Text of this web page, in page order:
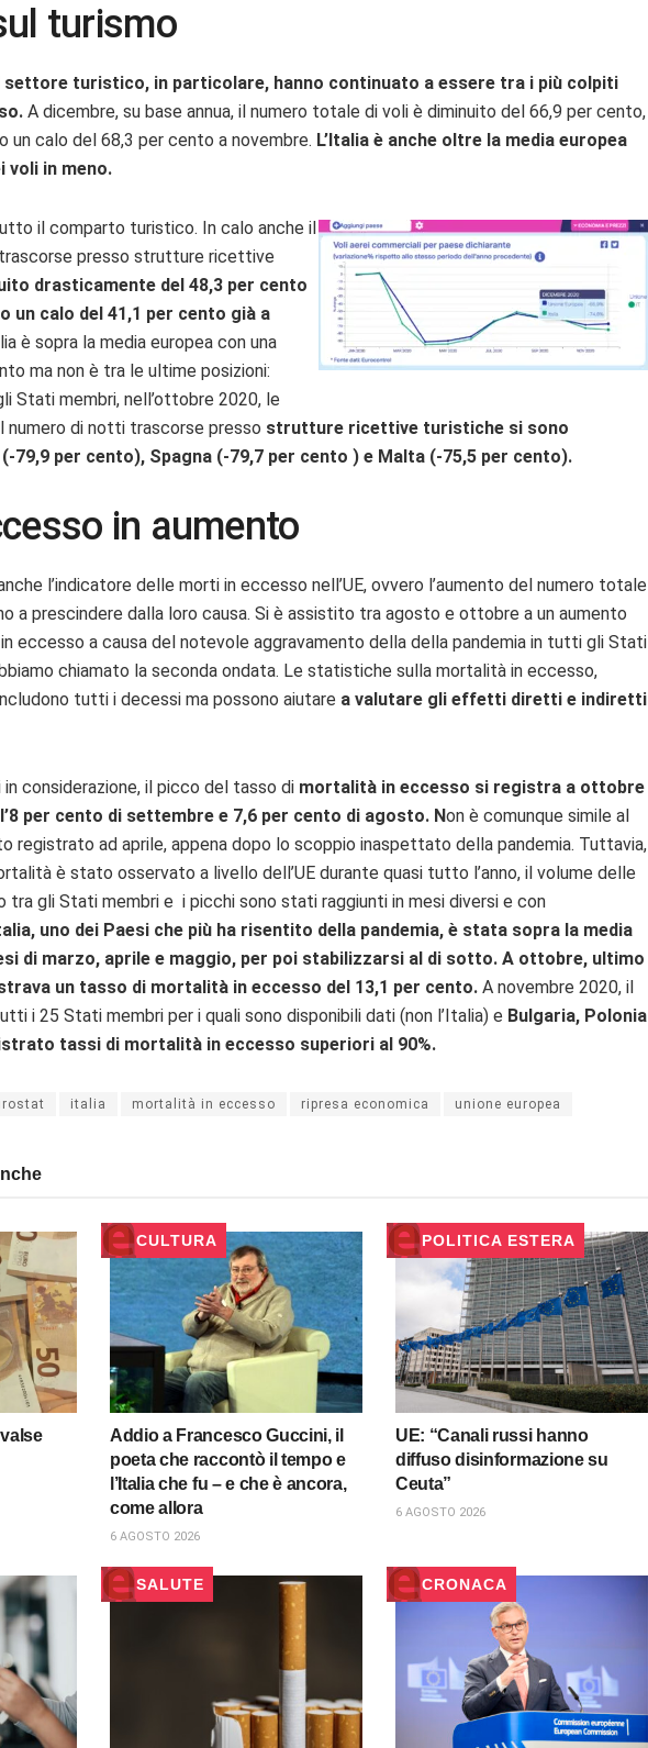
turismo
settore turistico, in particolare, hanno continuato a essere tra i più colpiti
A dicembre, su base annua, il numero totale di voli è diminuito del 66,9 per cento,
un calo del 68,3 per cento a novembre. L’Italia è anche oltre la media europea
voli in meno.
il comparto turistico. In calo anche il
presso strutture ricettive
drasticamente del 48,3 per cento
un calo del 41,1 per cento già a
è sopra la media europea con una
ma non è tra le ultime posizioni:
Stati membri, nell’ottobre 2020, le
numero di notti trascorse presso strutture ricettive turistiche si sono
79,9 per cento), Spagna (-79,7 per cento ) e Malta (-75,5 per cento).
in aumento
l’indicatore delle morti in eccesso nell’UE, ovvero l’aumento del numero totale
a prescindere dalla loro causa. Si è assistito tra agosto e ottobre a un aumento
eccesso a causa del notevole aggravamento della della pandemia in tutti gli Stati
chiamato la seconda ondata. Le statistiche sulla mortalità in eccesso,
tutti i decessi ma possono aiutare a valutare gli effetti diretti e indiretti
considerazione, il picco del tasso di mortalità in eccesso si registra a ottobre
per cento di settembre e 7,6 per cento di agosto. Non è comunque simile al
registrato ad aprile, appena dopo lo scoppio inaspettato della pandemia. Tuttavia,
è stato osservato a livello dell’UE durante quasi tutto l’anno, il volume delle
gli Stati membri e i picchi sono stati raggiunti in mesi diversi e con
uno dei Paesi che più ha risentito della pandemia, è stata sopra la media
di marzo, aprile e maggio, per poi stabilizzarsi al di sotto. A ottobre, ultimo
un tasso di mortalità in eccesso del 13,1 per cento. A novembre 2020, il
i 25 Stati membri per i quali sono disponibili dati (non l’Italia) e Bulgaria, Polonia
tassi di mortalità in eccesso superiori al 90%.
italia mortalità in eccesso ripresa economica unione europea
valse
CULTURA
Addio a Francesco Guccini, il
poeta che raccontò il tempo e
l’Italia che fu – e che è ancora,
come allora
6 AGOSTO 2026
POLITICA ESTERA
UE: “Canali russi hanno
diffuso disinformazione su
Ceuta”
6 AGOSTO 2026
SALUTE CRONACA